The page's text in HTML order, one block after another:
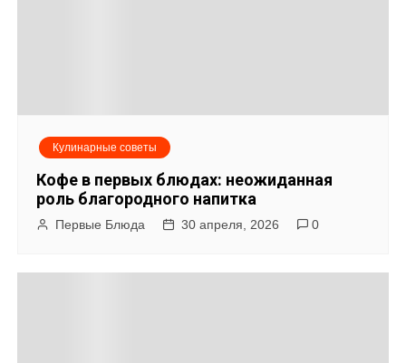
м
Кулинарные советы
Кофе в первых блюдах: неожиданная
роль благородного напитка
Первые Блюда 30 апреля, 2026 0